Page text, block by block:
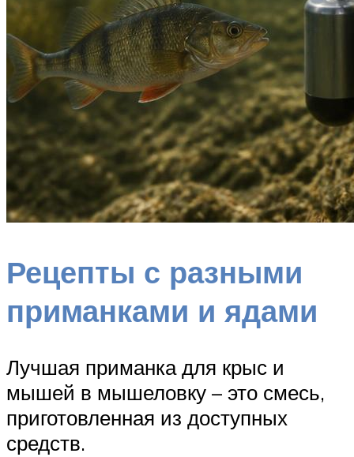
Рецепты с разными
приманками и ядами
Лучшая приманка для крыс и
мышей в мышеловку – это смесь,
приготовленная из доступных
средств.